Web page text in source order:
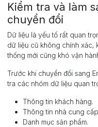
Kiểm tra và làm
chuyển đổi
Dữ liệu là yếu tố rất quan
dữ liệu cũ không chính xác,
thống mới cũng khó vận
Trước khi chuyển đổi sang
tra các nhóm dữ liệu quan
Thông tin khách hàng.
Thông tin nhà cung
Danh mục sản phẩm.